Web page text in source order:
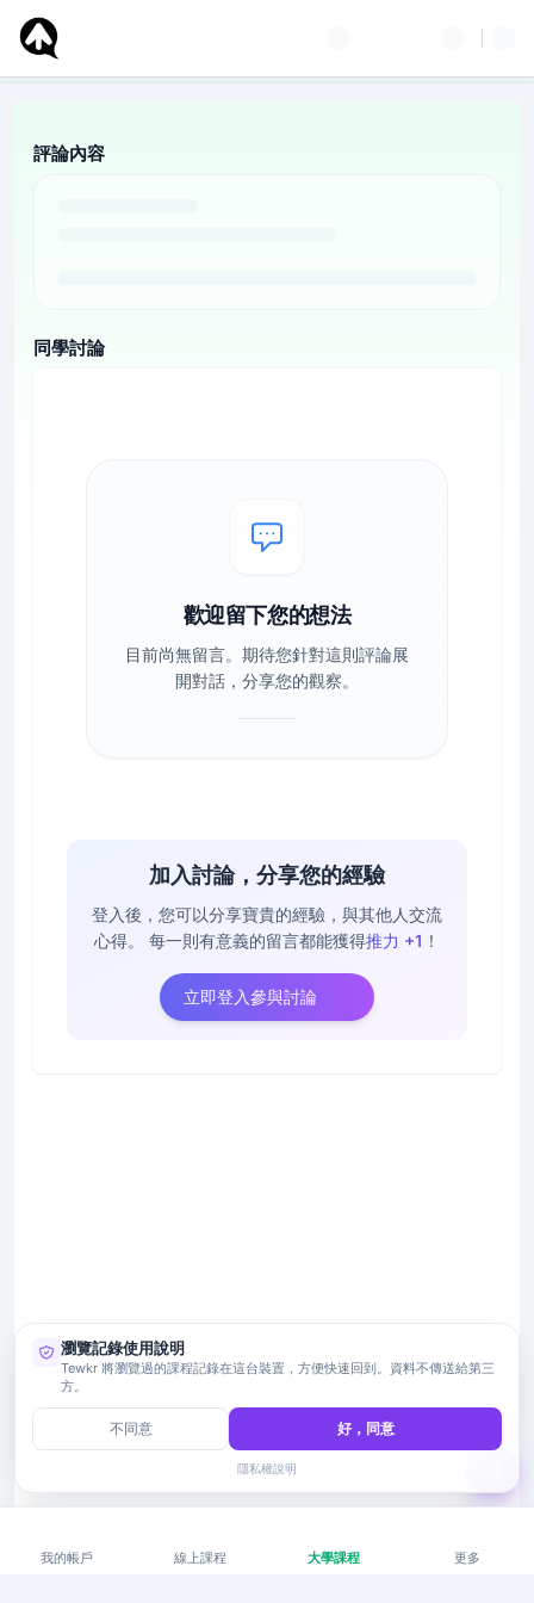
評論內容
同學討論
歡迎留下您的想法
目前尚無留言。期待您針對這則評論展
開對話，分享您的觀察。
加入討論，分享您的經驗
登入後，您可以分享寶貴的經驗，與其他人交流
心得。
每一則有意義的留言都能獲得推力 +1 ！
立即登入參與討論
我的帳戶 線上課程 大學課程 更多
瀏覽記錄使用說明
Tewkr 將瀏覽過的課程記錄在這台裝置，方便快速回到。資料不傳送給第三
方。
不同意 好，同意
隱私權說明